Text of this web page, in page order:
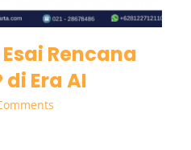
Rencana
di Era AI